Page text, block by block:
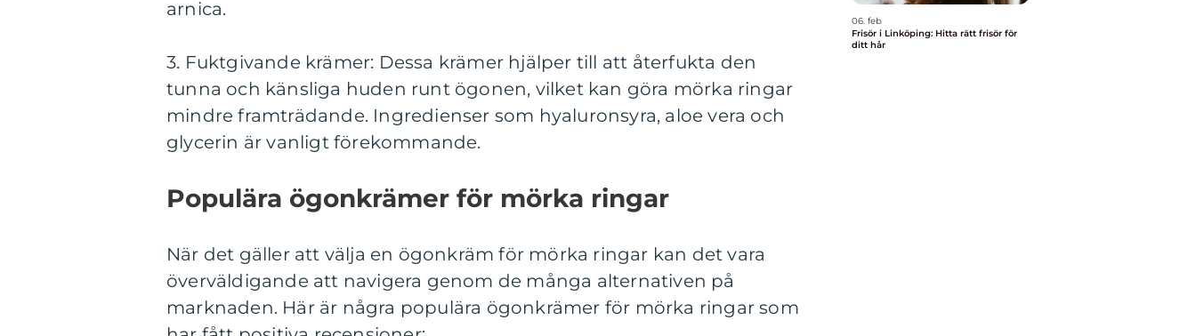
arnica.
3. Fuktgivande krämer: Dessa krämer hjälper till att återfukta den
tunna och känsliga huden runt ögonen, vilket kan göra mörka ringar
mindre framträdande. Ingredienser som hyaluronsyra, aloe vera och
glycerin är vanligt förekommande.
Populära ögonkrämer för mörka ringar
När det gäller att välja en ögonkräm för mörka ringar kan det vara
överväldigande att navigera genom de många alternativen på
marknaden. Här är några populära ögonkrämer för mörka ringar som
06. feb
Frisör i Linköping: Hitta rätt frisör för
ditt hår